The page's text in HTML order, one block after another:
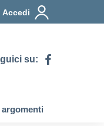
Accedi
su: